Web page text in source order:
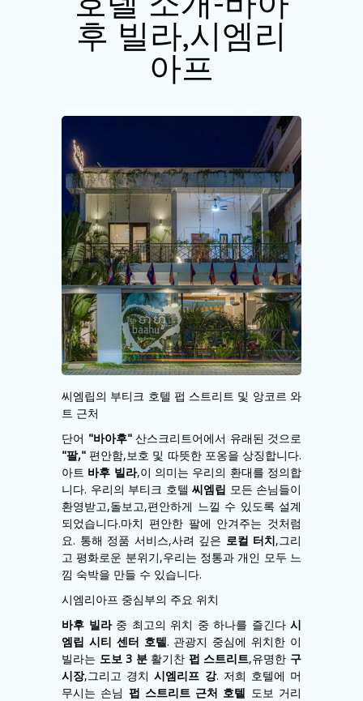
후 빌라,시엠리
아프
씨엠립의 부티크 호텔 펍 스트리트 및 앙코르 와
트 근처
단어 "바아후"산스크리트어에서 유래된 것으로
"팔," 편안함,보호 및 따뜻한 포옹을 상징합니다.
아트 바후 빌라,이 의미는 우리의 환대를 정의합
니다. 우리의 부티크 호텔 씨엠립 모든 손님들이
환영받고,돌보고,편안하게 느낄 수 있도록 설계
되었습니다.마치 편안한 팔에 안겨주는 것처럼
요. 통해 정품 서비스,사려 깊은 로컬 터치,그리
고 평화로운 분위기,우리는 정통과 개인 모두 느
낌 숙박을 만들 수 있습니다.
시엠리아프 중심부의 주요 위치
바후 빌라중 최고의 위치 중 하나를 즐긴다 시
엠립 시티 센터 호텔. 관광지 중심에 위치한 이
빌라는 도보 3 분활기찬 펍 스트리트,유명한 구
시장,그리고 경치시엠리프 강. 저희 호텔에 머
무시는 손님 펍 스트리트 근처 호텔 도보 거리